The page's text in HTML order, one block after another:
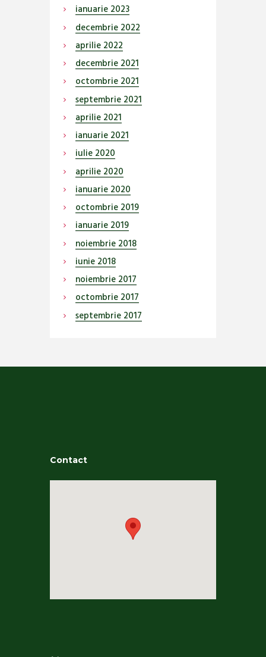
ianuarie 2023
decembrie 2022
aprilie 2022
decembrie 2021
octombrie 2021
septembrie 2021
aprilie 2021
ianuarie 2021
iulie 2020
aprilie 2020
ianuarie 2020
octombrie 2019
ianuarie 2019
noiembrie 2018
iunie 2018
noiembrie 2017
octombrie 2017
septembrie 2017
Contact